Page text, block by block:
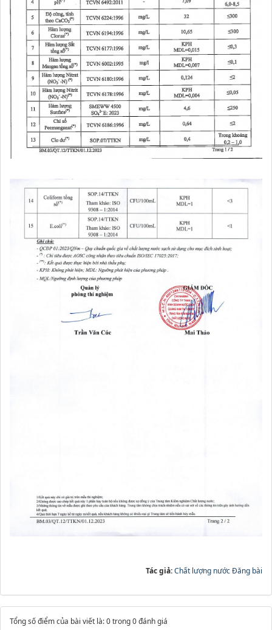
Tác giả:Chất lượng nước Đăng bài
Tổng số điểm của bài viết là: 0 trong 0 đánh giá